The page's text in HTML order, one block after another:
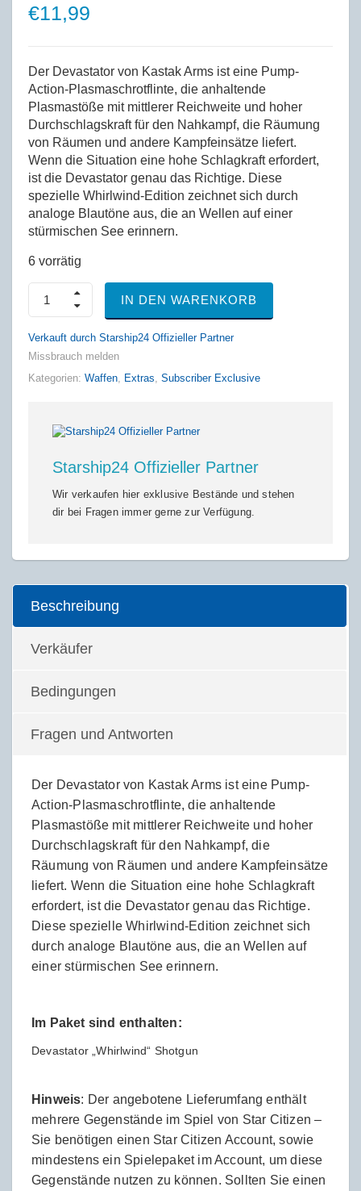
€11,99
Der Devastator von Kastak Arms ist eine Pump-
Action-Plasmaschrotflinte, die anhaltende
Plasmastöße mit mittlerer Reichweite und hoher
Durchschlagskraft für den Nahkampf, die Räumung
von Räumen und andere Kampfeinsätze liefert.
Wenn die Situation eine hohe Schlagkraft erfordert,
ist die Devastator genau das Richtige. Diese
spezielle Whirlwind-Edition zeichnet sich durch
analoge Blautöne aus, die an Wellen auf einer
stürmischen See erinnern.
6 vorrätig
Devastator
"Whirlwind"
Shotgun
quantity
IN DEN WARENKORB
Verkauft durch Starship24 Offizieller Partner
Missbrauch melden
Kategorien: Waffen Extras Subscriber Exclusive
Starship24 Offizieller Partner
Wir verkaufen hier exklusive Bestände und stehen
dir bei Fragen immer gerne zur Verfügung.
Beschreibung
Verkäufer
Bedingungen
Fragen und Antworten
Der Devastator von Kastak Arms ist eine Pump-
Action-Plasmaschrotflinte, die anhaltende
Plasmastöße mit mittlerer Reichweite und hoher
Durchschlagskraft für den Nahkampf, die
Räumung von Räumen und andere Kampfeinsätze
liefert. Wenn die Situation eine hohe Schlagkraft
erfordert, ist die Devastator genau das Richtige.
Diese spezielle Whirlwind-Edition zeichnet sich
durch analoge Blautöne aus, die an Wellen auf
einer stürmischen See erinnern.
Im Paket sind enthalten:
Devastator „Whirlwind“ Shotgun
Hinweis: Der angebotene Lieferumfang enthält
mehrere Gegenstände im Spiel von Star Citizen –
Sie benötigen einen Star Citizen Account, sowie
mindestens ein Spielepaket im Account, um diese
Gegenstände nutzen zu können. Sollten Sie einen